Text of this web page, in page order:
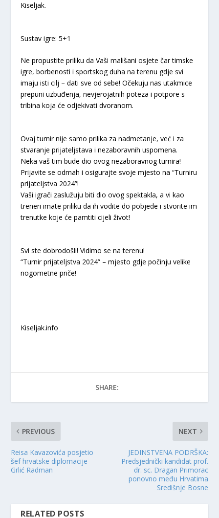
Kiseljak.
Sustav igre: 5+1
Ne propustite priliku da Vaši mališani osjete čar timske
igre, borbenosti i sportskog duha na terenu gdje svi
imaju isti cilj – dati sve od sebe! Očekuju nas utakmice
prepuni uzbuđenja, nevjerojatnih poteza i potpore s
tribina koja će odjekivati dvoranom.
Ovaj turnir nije samo prilika za nadmetanje, već i za
stvaranje prijateljstava i nezaboravnih uspomena.
Neka vaš tim bude dio ovog nezaboravnog turnira!
Prijavite se odmah i osigurajte svoje mjesto na “Turniru
prijateljstva 2024”!
Vaši igrači zaslužuju biti dio ovog spektakla, a vi kao
treneri imate priliku da ih vodite do pobjede i stvorite im
trenutke koje će pamtiti cijeli život!
Svi ste dobrodošli! Vidimo se na terenu!
“Turnir prijateljstva 2024” – mjesto gdje počinju velike
nogometne priče!
Kiseljak.info
SHARE:
PREVIOUS
Reisa Kavazovića posjetio
šef hrvatske diplomacije
Grlić Radman
NEXT
JEDINSTVENA PODRŠKA:
Predsjednički kandidat prof.
dr. sc. Dragan Primorac
ponovno među Hrvatima
Središnje Bosne
RELATED POSTS